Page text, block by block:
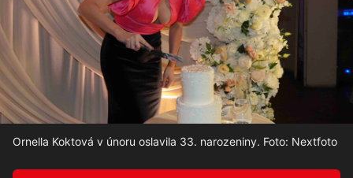
Ornella Koktová v únoru oslavila 33. narozeniny. Foto: Nextfoto